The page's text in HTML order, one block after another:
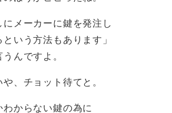
にメーカーに鍵を発注し
という方法もあります」
んですよ。
、チョット待てと。
わからない鍵の為に